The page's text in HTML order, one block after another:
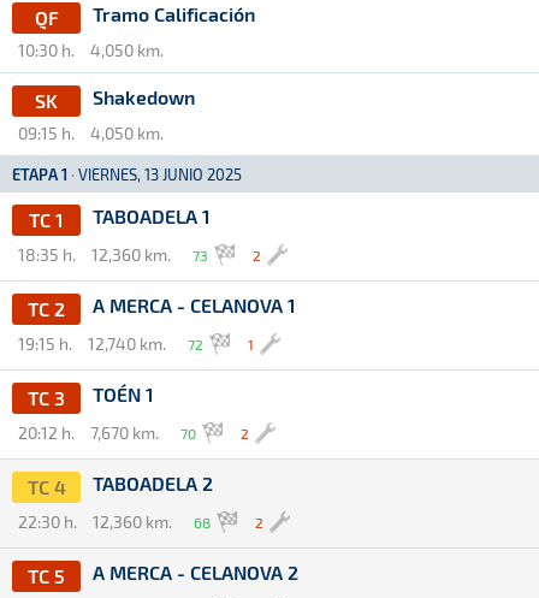
QF Tramo Calificación
10:30 h. 4,050 km.
SK Shakedown
09:15 h. 4,050 km.
ETAPA 1 · VIERNES, 13 JUNIO 2025
TC 1 TABOADELA 1
18:35 h. 12,360 km. 73 2
TC 2 A MERCA - CELANOVA 1
19:15 h. 12,740 km. 72 1
TC 3 TOÉN 1
20:12 h. 7,670 km. 70 2
TC 4 TABOADELA 2
22:30 h. 12,360 km. 68 2
TC 5 A MERCA - CELANOVA 2